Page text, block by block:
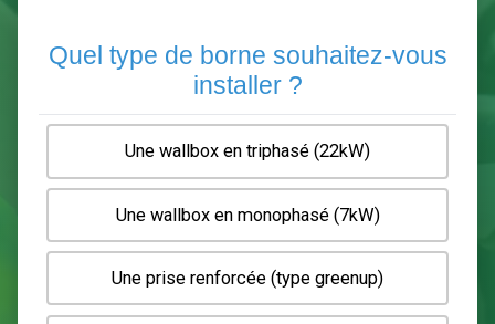
Gratuit, sans pub et sans engagement.
2 3 6
Quel type de borne souhaitez-
installer ?
Une wallbox en triphasé (22kW)